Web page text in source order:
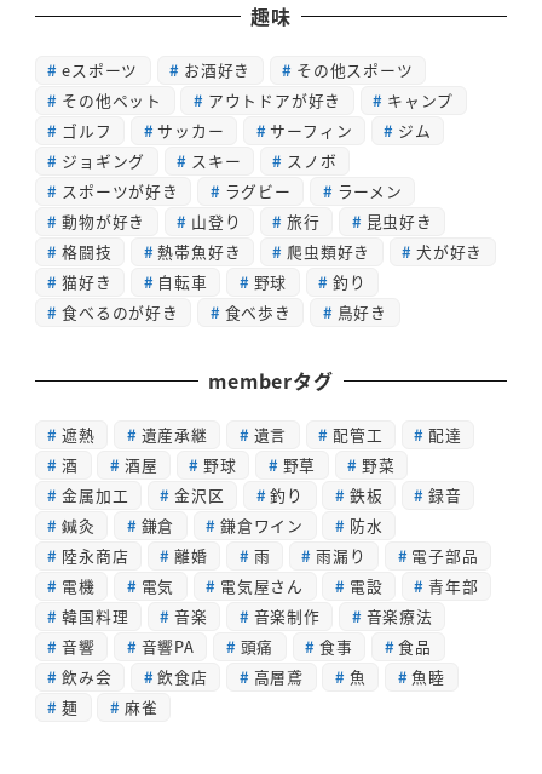
趣味
eスポーツ お酒好き
その他スポーツ
その他ペット
アウトドアが好き
キャンプ
ゴルフ
サッカー サーフィン
ジム
ジョギング
スキー
スノボ
スポーツが好き
ラグビー
ラーメン
動物が好き
山登り 旅行
昆虫好き
格闘技
熱帯魚好き 爬虫類好き
犬が好き
猫好き
自転車 野球
釣り
食べるのが好き
食べ歩き 鳥好き
memberタグ
遮熱 遺産承継 遺言 配管工
配達
酒
酒屋 野球 野草
野菜
金属加工
金沢区 釣り 鉄板
録音
鍼灸
鎌倉 鎌倉ワイン
防水
陸永商店
離婚 雨 雨漏り
電子部品
電機
電気 電気屋さん 電設
青年部
韓国料理
音楽 音楽制作
音楽療法
音響
音響PA 頭痛 食事
食品
飲み会
飲食店 高層鳶 魚
魚睦
麺
麻雀